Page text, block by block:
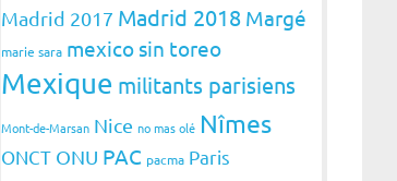
Madrid 2017 Madrid 2018 Margé
marie sara mexico sin toreo
Mexique militants parisiens
Mont-de-Marsan Nice no mas olé Nîmes
ONCT ONU PAC pacma Paris